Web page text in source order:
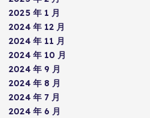
2025 年 1 月
2024 年 12 月
2024 年 11 月
2024 年 10 月
2024 年 9 月
2024 年 8 月
2024 年 7 月
2024 年 6 月